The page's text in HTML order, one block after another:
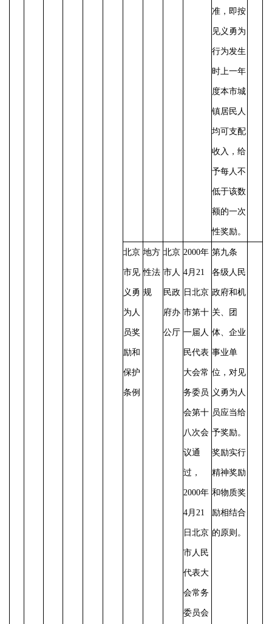
准，即按
见义勇为
行为发生
时上一年
度本市城
镇居民人
均可支配
收入，给
予每人不
低于该数
额的一次
性奖励。
北京
市见
义勇
为人
员奖
励和
保护
条例
地方
性法
规
北京
市人
民政
府办
公厅
2000年
4月21
日北京
市第十
一届人
民代表
大会常
务委员
会第十
八次会
议通
过，
2000年
4月21
日北京
市人民
代表大
会常务
委员会
第九条
各级人民
政府和机
关、团
体、企业
事业单
位，对见
义勇为人
员应当给
予奖励。
奖励实行
精神奖励
和物质奖
励相结合
的原则。